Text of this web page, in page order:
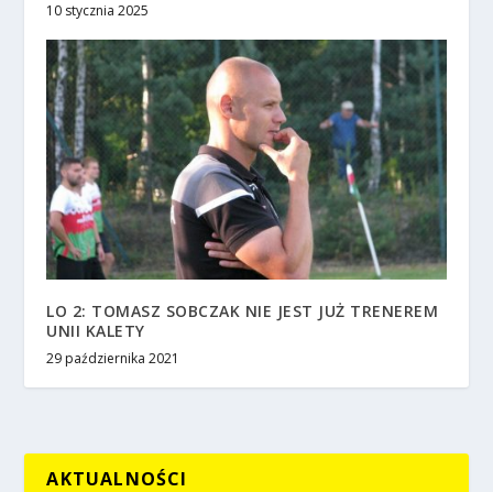
10 stycznia 2025
LO 2: TOMASZ SOBCZAK NIE JEST JUŻ TRENEREM
UNII KALETY
29 października 2021
AKTUALNOŚCI